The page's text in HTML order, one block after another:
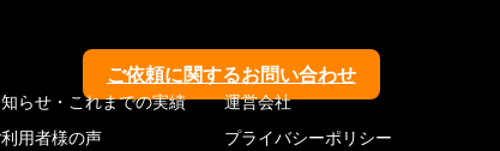
ご依頼に関するお問い合わせ
らせ・これまでの実績
用者様の声
運営会社
プライバシーポリシー